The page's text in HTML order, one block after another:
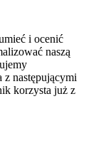
i ocenić
naszą
następującymi
korzysta już z